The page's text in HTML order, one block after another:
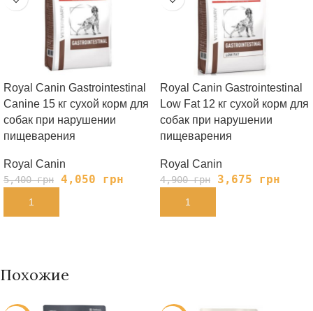
Royal Canin Gastrointestinal
Canine 15 кг сухой корм для
собак при нарушении
пищеварения
Royal Canin
5,400грн 4,050 грн
В КОРЗИНУ
Royal Canin Gastrointestinal
Low Fat 12 кг сухой корм для
собак при нарушении
пищеварения
Royal Canin
4,900грн 3,675 грн
В КОРЗИНУ
Похожие